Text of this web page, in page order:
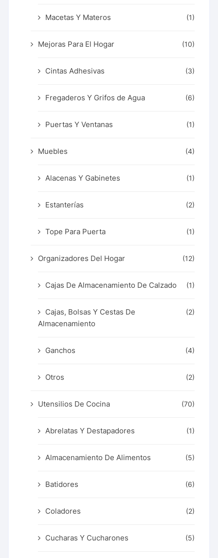
Macetas Y Materos (1)
Mejoras Para El Hogar (10)
Cintas Adhesivas (3)
Fregaderos Y Grifos de Agua (6)
Puertas Y Ventanas (1)
Muebles (4)
Alacenas Y Gabinetes (1)
Estanterías (2)
Tope Para Puerta (1)
Organizadores Del Hogar (12)
Cajas De Almacenamiento De Calzado (1)
Cajas, Bolsas Y Cestas De
Almacenamiento
(2)
Ganchos (4)
Otros (2)
Utensilios De Cocina (70)
Abrelatas Y Destapadores (1)
Almacenamiento De Alimentos (5)
Batidores (6)
Coladores (2)
Cucharas Y Cucharones (5)